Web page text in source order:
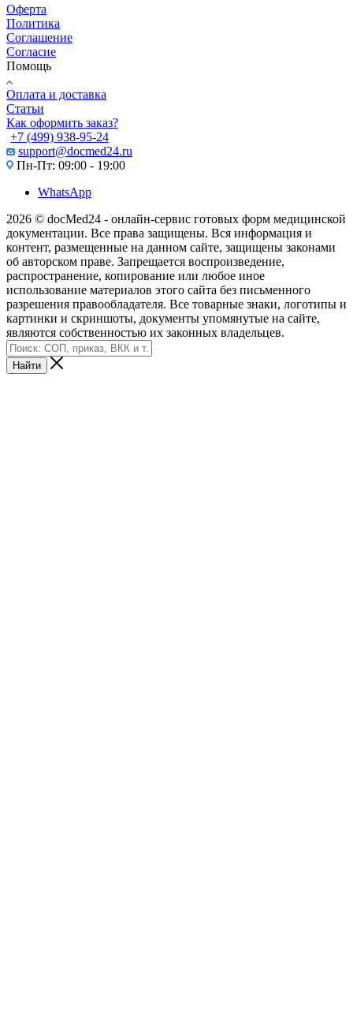
Оферта
Политика
Соглашение
Согласие
Помощь
Оплата и доставка
Статьи
Как оформить заказ?
+7 (499) 938-95-24
support@docmed24.ru
Пн-Пт: 09:00 - 19:00
WhatsApp
2026 © docMed24 - онлайн-сервис готовых форм медицинской
документации. Все права защищены. Вся информация и
контент, размещенные на данном сайте, защищены законами
об авторском праве. Запрещается воспроизведение,
распространение, копирование или любое иное
использование материалов этого сайта без письменного
разрешения правообладателя. Все товарные знаки, логотипы и
картинки и скриншоты, документы упомянутые на сайте,
являются собственностью их законных владельцев.
Найти